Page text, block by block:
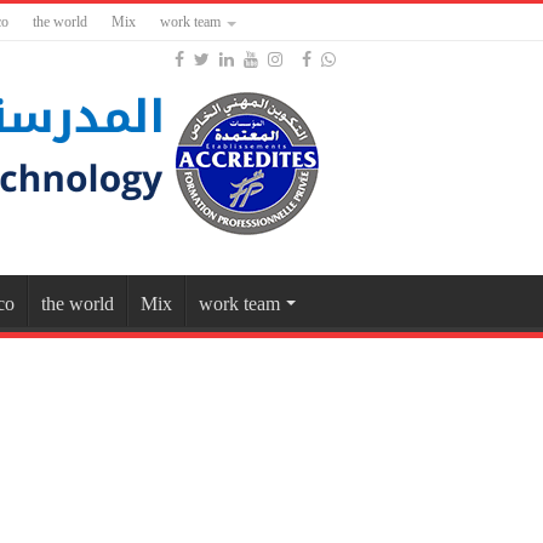
the world Mix work team
the world Mix work team